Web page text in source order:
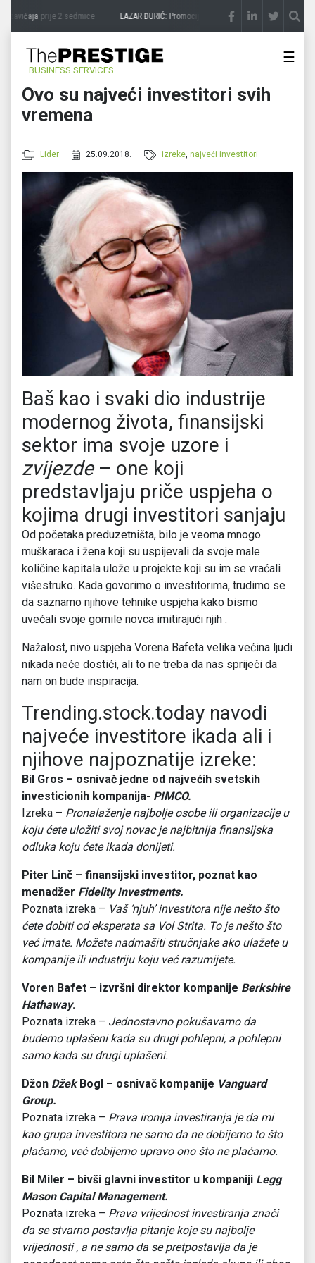
zavičajaprije 2 sedmice LAZAR ĐURIĆ: Promocija potencijal pretvara u destinaciju
BUSINESS SERVICES
☰
Ovo su najveći investitori svih
vremena
Lider 25.09.2018. izreke,najveći investitori
Baš kao i svaki dio industrije
modernog života, finansijski
sektor ima svoje uzore i
zvijezde– one koji
predstavljaju priče uspjeha o
kojima drugi investitori sanjaju
Od početaka preduzetništa, bilo je veoma mnogo
muškaraca i žena koji su uspijevali da svoje male
količine kapitala ulože u projekte koji su im se vraćali
višestruko. Kada govorimo o investitorima, trudimo se
da saznamo njihove tehnike uspjeha kako bismo
uvećali svoje gomile novca imitirajući njih .
Nažalost, nivo uspjeha Vorena Bafeta velika većina ljudi
nikada neće dostići, ali to ne treba da nas spriječi da
nam on bude inspiracija.
Trending.stock.today navodi
najveće investitore ikada ali i
njihove najpoznatije izreke:
Bil Gros – osnivač jedne od najvećih svetskih
investicionih kompanija- PIMCO.
Izreka – Pronalaženje najbolje osobe ili organizacije u
koju ćete uložiti svoj novac je najbitnija finansijska
odluka koju ćete ikada donijeti.
Piter Linč – finansijski investitor, poznat kao
menadžer Fidelity Investments.
Poznata izreka – Vaš ‘njuh’ investitora nije nešto što
ćete dobiti od eksperata sa Vol Strita. To je nešto što
već imate. Možete nadmašiti stručnjake ako ulažete u
kompanije ili industriju koju već razumijete.
Voren Bafet – izvršni direktor kompanije Berkshire
Hathaway.
Poznata izreka – Jednostavno pokušavamo da
budemo uplašeni kada su drugi pohlepni, a pohlepni
samo kada su drugi uplašeni.
Džon DžekBogl – osnivač kompanije Vanguard
Group.
Poznata izreka – Prava ironija investiranja je da mi
kao grupa investitora ne samo da ne dobijemo to što
plaćamo, već dobijemo upravo ono što ne plaćamo.
Bil Miler – bivši glavni investitor u kompaniji Legg
Mason Capital Management.
Poznata izreka – Prava vrijednost investiranja znači
da se stvarno postavlja pitanje koje su najbolje
vrijednosti , a ne samo da se pretpostavlja da je